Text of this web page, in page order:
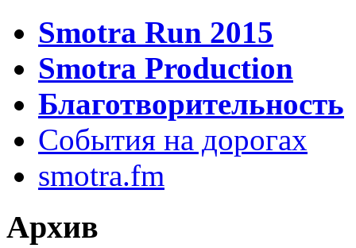
Smotra Run 2015
Smotra Production
Благотворительность
События на дорогах
smotra.fm
Архив